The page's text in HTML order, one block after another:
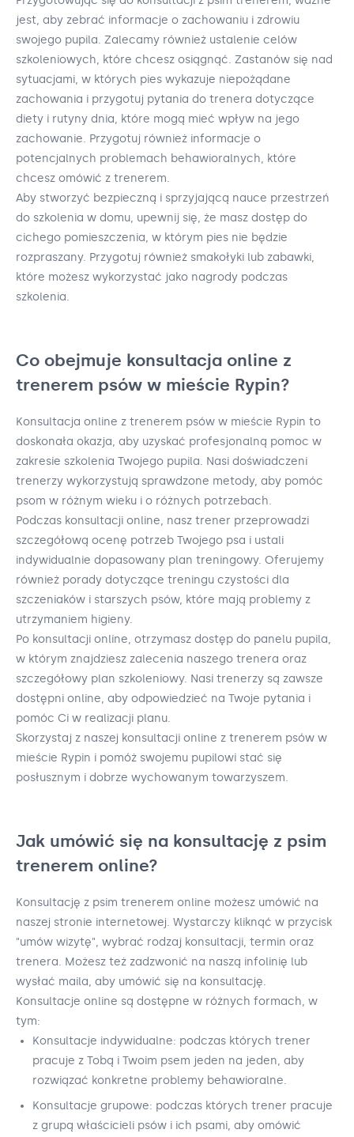
jest, aby zebrać informacje o zachowaniu i zdrowiu
swojego pupila. Zalecamy również ustalenie celów
szkoleniowych, które chcesz osiągnąć. Zastanów się nad
sytuacjami, w których pies wykazuje niepożądane
zachowania i przygotuj pytania do trenera dotyczące
diety i rutyny dnia, które mogą mieć wpływ na jego
zachowanie. Przygotuj również informacje o
potencjalnych problemach behawioralnych, które
chcesz omówić z trenerem.
Aby stworzyć bezpieczną i sprzyjającą nauce przestrzeń
do szkolenia w domu, upewnij się, że masz dostęp do
cichego pomieszczenia, w którym pies nie będzie
rozpraszany. Przygotuj również smakołyki lub zabawki,
które możesz wykorzystać jako nagrody podczas
szkolenia.
Co obejmuje konsultacja online z
trenerem psów w mieście Rypin?
Konsultacja online z trenerem psów w mieście Rypin to
doskonała okazja, aby uzyskać profesjonalną pomoc w
zakresie szkolenia Twojego pupila. Nasi doświadczeni
trenerzy wykorzystują sprawdzone metody, aby pomóc
psom w różnym wieku i o różnych potrzebach.
Podczas konsultacji online, nasz trener przeprowadzi
szczegółową ocenę potrzeb Twojego psa i ustali
indywidualnie dopasowany plan treningowy. Oferujemy
również porady dotyczące treningu czystości dla
szczeniaków i starszych psów, które mają problemy z
utrzymaniem higieny.
Po konsultacji online, otrzymasz dostęp do panelu pupila,
w którym znajdziesz zalecenia naszego trenera oraz
szczegółowy plan szkoleniowy. Nasi trenerzy są zawsze
dostępni online, aby odpowiedzieć na Twoje pytania i
pomóc Ci w realizacji planu.
Skorzystaj z naszej konsultacji online z trenerem psów w
mieście Rypin i pomóż swojemu pupilowi stać się
posłusznym i dobrze wychowanym towarzyszem.
Jak umówić się na konsultację z psim
trenerem online?
Konsultację z psim trenerem online możesz umówić na
naszej stronie internetowej. Wystarczy kliknąć w przycisk
"umów wizytę", wybrać rodzaj konsultacji, termin oraz
trenera. Możesz też zadzwonić na naszą infolinię lub
wysłać maila, aby umówić się na konsultację.
Konsultacje online są dostępne w różnych formach, w
tym:
Konsultacje indywidualne: podczas których trener
pracuje z Tobą i Twoim psem jeden na jeden, aby
rozwiązać konkretne problemy behawioralne.
Konsultacje grupowe: podczas których trener pracuje
z grupą właścicieli psów i ich psami, aby omówić